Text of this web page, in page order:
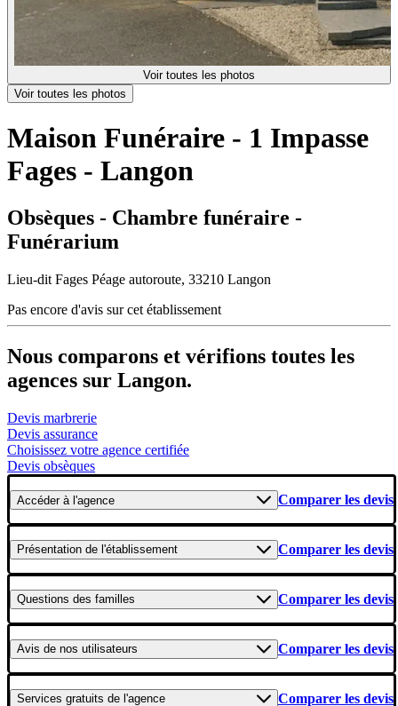
Voir toutes les photos
Voir toutes les photos
Maison Funéraire - 1 Impasse
Fages - Langon
Obsèques - Chambre funéraire -
Funérarium
Lieu-dit Fages Péage autoroute, 33210 Langon
Pas encore d'avis sur cet établissement
Nous comparons et vérifions toutes les
agences sur Langon.
Devis marbrerie
Devis assurance
Choisissez votre agence certifiée
Devis obsèques
Accéderà l'agence Comparer les devis
Présentation de l'établissement Comparer les devis
Questions des familles Comparer les devis
Avis de nos utilisateurs Comparer les devis
Services gratuits de l'agence Comparer les devis